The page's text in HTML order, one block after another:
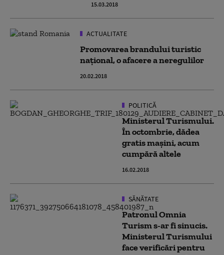
15.03.2018
ACTUALITATE
Promovarea brandului turistic
național, o afacere a neregulilor
20.02.2018
POLITICĂ
Ministerul Turismului.
În octombrie, dădea
gratis mașini, acum
cumpără altele
16.02.2018
SĂNĂTATE
Patronul Omnia
Turism s-ar fi sinucis.
Ministerul Turismului
face verificări pentru